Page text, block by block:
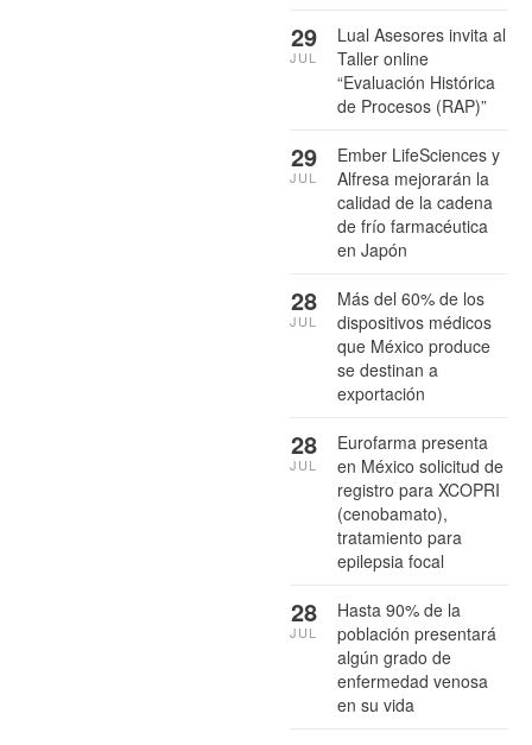
Lual Asesores invita al
Taller online
“Evaluación Histórica
de Procesos (RAP)”
29
JUL
Ember LifeSciences y
Alfresa mejorarán la
calidad de la cadena
de frío farmacéutica
en Japón
29
JUL
Más del 60% de los
dispositivos médicos
que México produce
se destinan a
exportación
28
JUL
Eurofarma presenta
en México solicitud de
registro para XCOPRI
(cenobamato),
tratamiento para
epilepsia focal
28
JUL
Hasta 90% de la
población presentará
algún grado de
enfermedad venosa
en su vida
28
JUL